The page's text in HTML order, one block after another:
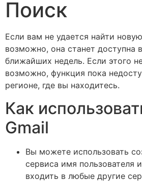
Поиск
Если вам не удается найти
возможно, она станет доступна
ближайших недель. Если этого
возможно, функция пока
регионе, где вы находитесь.
Как
Gmail
Вы можете использовать
сервиса имя пользователя
входить в любые другие